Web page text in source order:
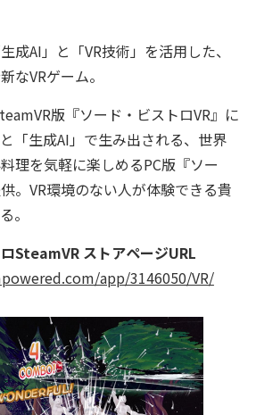
成AI」と「VR技術」を活用した、
なVRゲーム。
版『ソード・ビストロVR』に
「生成AI」で生み出される、世界
理を気軽に楽しめるPC版『ソー
。VR環境のない人が体験できる貴
。
SteamVR ストアページURL
app/3146050/VR/